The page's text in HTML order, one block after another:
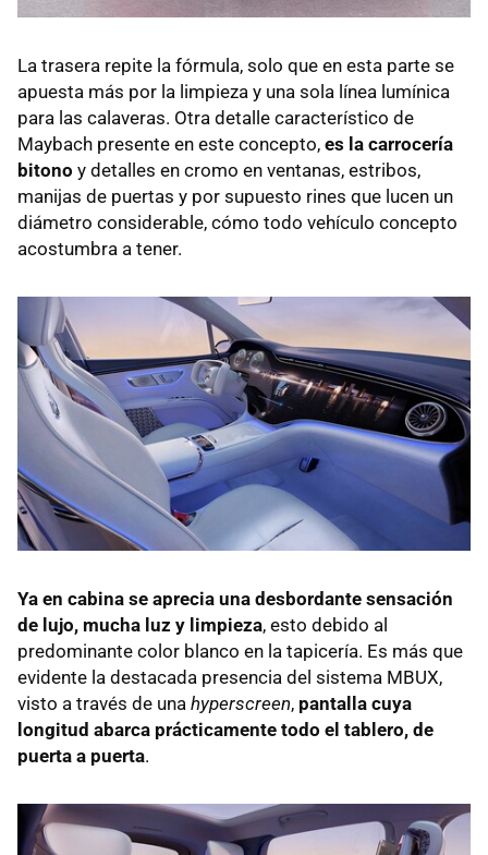
La trasera repite la fórmula, solo que en esta parte se
apuesta más por la limpieza y una sola línea lumínica
para las calaveras. Otra detalle característico de
Maybach presente en este concepto, es la carrocería
bitono y detalles en cromo en ventanas, estribos,
manijas de puertas y por supuesto rines que lucen un
diámetro considerable, cómo todo vehículo concepto
acostumbra a tener.
Ya en cabina se aprecia una desbordante sensación
de lujo, mucha luz y limpieza, esto debido al
predominante color blanco en la tapicería. Es más que
evidente la destacada presencia del sistema MBUX,
visto a través de una hyperscreen, pantalla cuya
longitud abarca prácticamente todo el tablero, de
puerta a puerta.